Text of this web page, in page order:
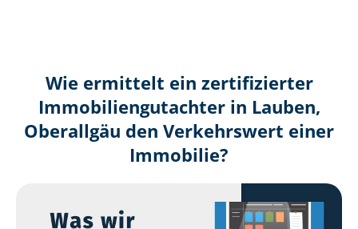
Wie ermittelt ein zertifizierter
Immobilien­gutachter in Lauben,
Oberallgäu den Verkehrswert einer
Immobilie?